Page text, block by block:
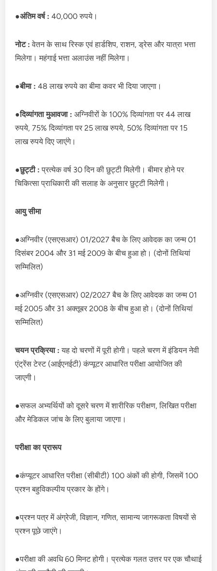
●अंतिम वर्ष :40,000 रुपये।
नोट :वेतन के साथ रिस्क एवं हार्डशिप, राशन, ड्रेस और यात्रा भत्ता
मिलेगा। महंगाई भत्ता अलाउंस नहीं मिलेगा।
●बीमा :48 लाख रुपये का बीमा कवर भी दिया जाएगा।
●दिव्यांगता मुआवजा :अग्निवीरों के 100% दिव्यांगता पर 44 लाख
रुपये, 75% दिव्यांगता पर 25 लाख रुपये, 50% दिव्यांगता पर 15
लाख रुपये दिए जाएंगे।
●छुट्टी :प्रत्येक वर्ष 30 दिन की छुट्टी मिलेगी। बीमार होने पर
चिकित्सा प्राधिकारी की सलाह के अनुसार छुट्टी मिलेगी।
आयु सीमा
●अग्निवीर (एसएसआर) 01/2027 बैच के लिए आवेदक का जन्म 01
दिसंबर 2004 और 31 मई 2009 के बीच हुआ हो। (दोनों तिथियां
सम्मिलित)
●अग्निवीर (एसएसआर) 02/2027 बैच के लिए आवेदक का जन्म 01
मई 2005 और 31 अक्तूबर 2008 के बीच हुआ हो। (दोनों तिथियां
सम्मिलित)
चयन प्रक्रिया :यह दो चरणों में पूरी होगी। पहले चरण में इंडियन नेवी
एंट्रेंस टेस्ट (आईएनईटी) कंप्यूटर आधारित परीक्षा आयोजित की
जाएगी।
●सफल अभ्यर्थियों को दूसरे चरण में शारीरिक परीक्षण, लिखित परीक्षा
और मेडिकल जांच के लिए बुलाया जाएगा।
परीक्षा का प्रारूप
●कंप्यूटर आधारित परीक्षा (सीबीटी) 100 अंकों की होगी, जिसमें 100
प्रश्न बहुविकल्पीय प्रकार के होंगे।
●प्रश्न पत्र में अंग्रेजी, विज्ञान, गणित, सामान्य जागरूकता विषयों से
प्रश्न पूछे जाएंगे।
●परीक्षा की अवधि 60 मिनट होगी। प्रत्येक गलत उत्तर पर एक चौथाई